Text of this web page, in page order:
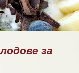
за